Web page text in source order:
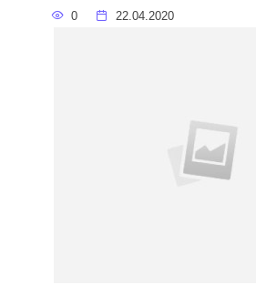
0 22.04.2020